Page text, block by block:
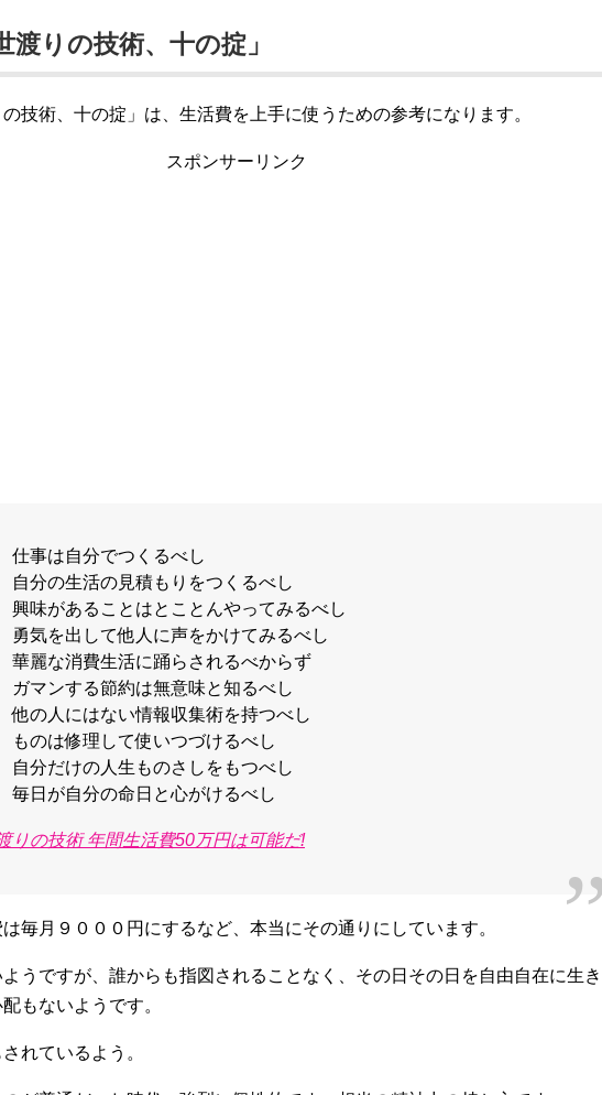
渡りの技術、十の掟」
技術、十の掟」は、生活費を上手に使うための参考になります。
スポンサーリンク
仕事は自分でつくるべし
自分の生活の見積もりをつくるべし
興味があることはとことんやってみるべし
勇気を出して他人に声をかけてみるべし
華麗な消費生活に踊らされるべからず
ガマンする節約は無意味と知るべし
他の人にはない情報収集術を持つべし
ものは修理して使いつづけるべし
自分だけの人生ものさしをもつべし
毎日が自分の命日と心がけるべし
りの技術 年間生活費50万円は可能だ!
毎月９０００円にするなど、本当にその通りにしています。
うですが、誰からも指図されることなく、その日その日を自由自在に生き
もないようです。
れているよう。